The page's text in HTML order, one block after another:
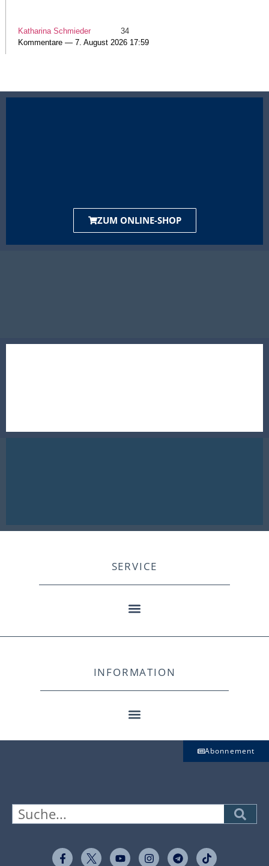
Katharina Schmieder
34
Kommentare — 7. August 2026 17:59
ZUM ONLINE-SHOP
SERVICE
INFORMATION
Abonnement